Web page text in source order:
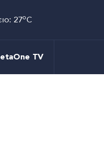
27oC
TV